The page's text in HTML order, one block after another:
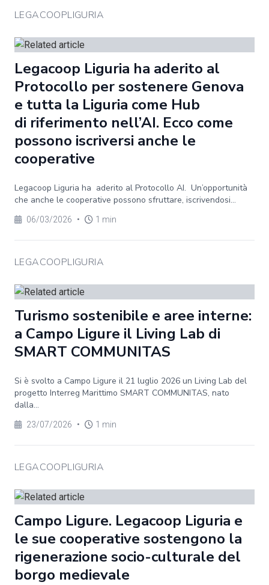
LEGACOOPLIGURIA
Legacoop Liguria ha aderito al
Protocollo per sostenere Genova
e tutta la Liguria come Hub
di riferimento nell’AI. Ecco come
possono iscriversi anche le
cooperative
Legacoop Liguria ha aderito al Protocollo AI. Un’opportunità
che anche le cooperative possono sfruttare, iscrivendosi...
06/03/2026 • 1 min
LEGACOOPLIGURIA
Turismo sostenibile e aree interne:
a Campo Ligure il Living Lab di
SMART COMMUNITAS
Si è svolto a Campo Ligure il 21 luglio 2026 un Living Lab del
progetto Interreg Marittimo SMART COMMUNITAS, nato
dalla...
23/07/2026 • 1 min
LEGACOOPLIGURIA
Campo Ligure. Legacoop Liguria e
le sue cooperative sostengono la
rigenerazione socio-culturale del
borgo medievale